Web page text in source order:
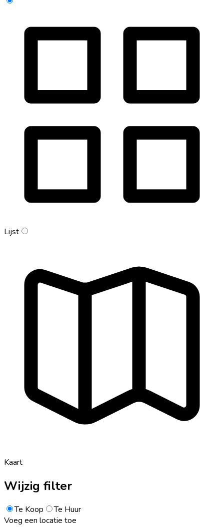
Lijst
Kaart
Wijzig filter
Te Koop
Te Huur
Voeg een locatie toe